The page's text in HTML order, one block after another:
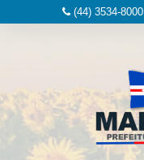
(44) 3534-8000